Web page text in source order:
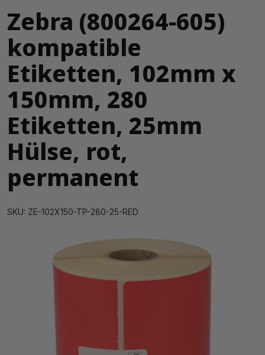
Zebra (800264-605)
kompatible
Etiketten, 102mm x
150mm, 280
Etiketten, 25mm
Hülse, rot,
permanent
SKU: ZE-102X150-TP-280-25-RED